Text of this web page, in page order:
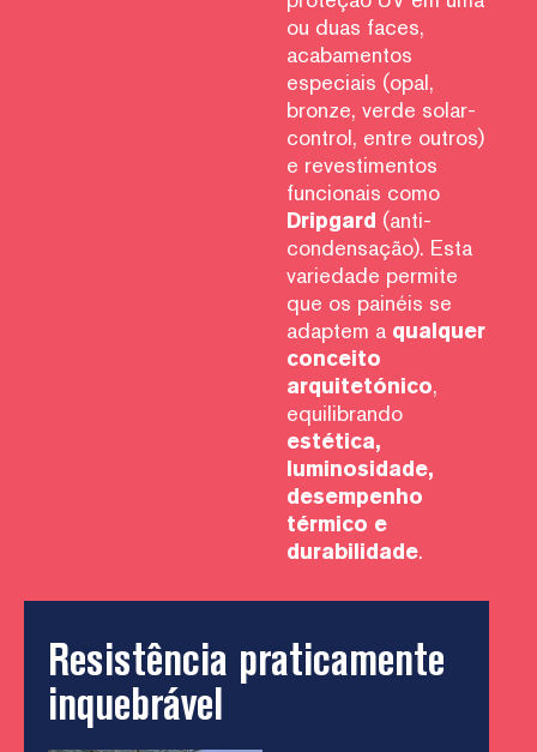
ou duas faces,
acabamentos
especiais (opal,
bronze, verde solar-
control, entre outros)
e revestimentos
funcionais como
Dripgard (anti-
condensação). Esta
variedade permite
que os painéis se
adaptem a qualquer
conceito
arquitetónico,
equilibrando
estética,
luminosidade,
desempenho
térmico e
durabilidade.
Resistência praticamente
inquebrável